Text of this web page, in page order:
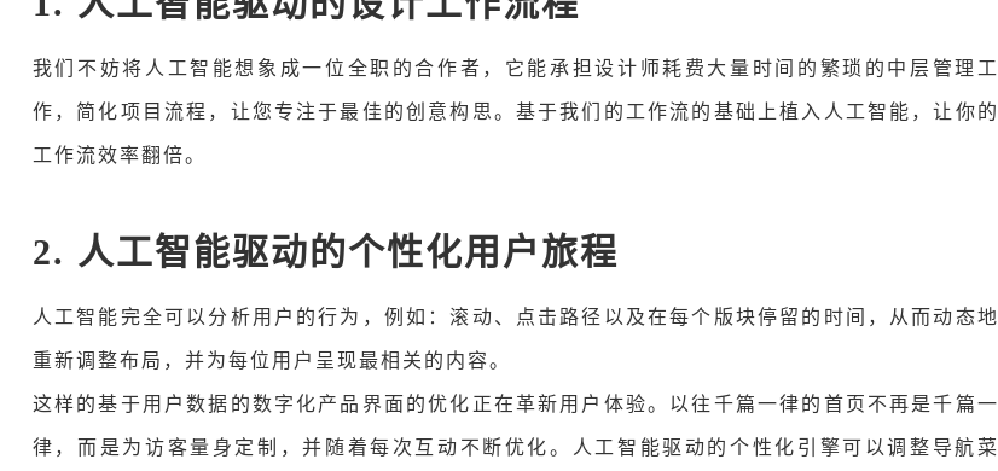
我们不妨将人工智能想象成一位全职的合作者，它能承担设计师耗费大量时间的繁琐的中层管理工
作，简化项目流程，让您专注于最佳的创意构思。基于我们的工作流的基础上植入人工智能，让你的
工作流效率翻倍。
2. 人工智能驱动的个性化用户旅程
人工智能完全可以分析用户的行为，例如：滚动、点击路径以及在每个版块停留的时间，从而动态地
重新调整布局，并为每位用户呈现最相关的内容。
这样的基于用户数据的数字化产品界面的优化正在革新用户体验。以往千篇一律的首页不再是千篇一
律，而是为访客量身定制，并随着每次互动不断优化。人工智能驱动的个性化引擎可以调整导航菜